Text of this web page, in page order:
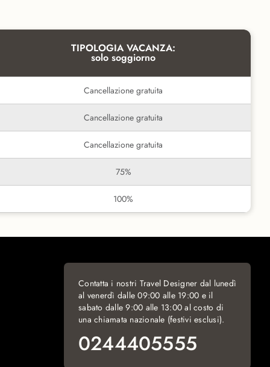
TIPOLOGIA VACANZA:
solo soggiorno
Cancellazione gratuita
Cancellazione gratuita
Cancellazione gratuita
75%
100%
Contatta i nostri Travel Designer dal lunedì
al venerdì dalle 09:00 alle 19:00 e il
sabato dalle 9:00 alle 13:00 al costo di
una chiamata nazionale (festivi esclusi).
0244405555